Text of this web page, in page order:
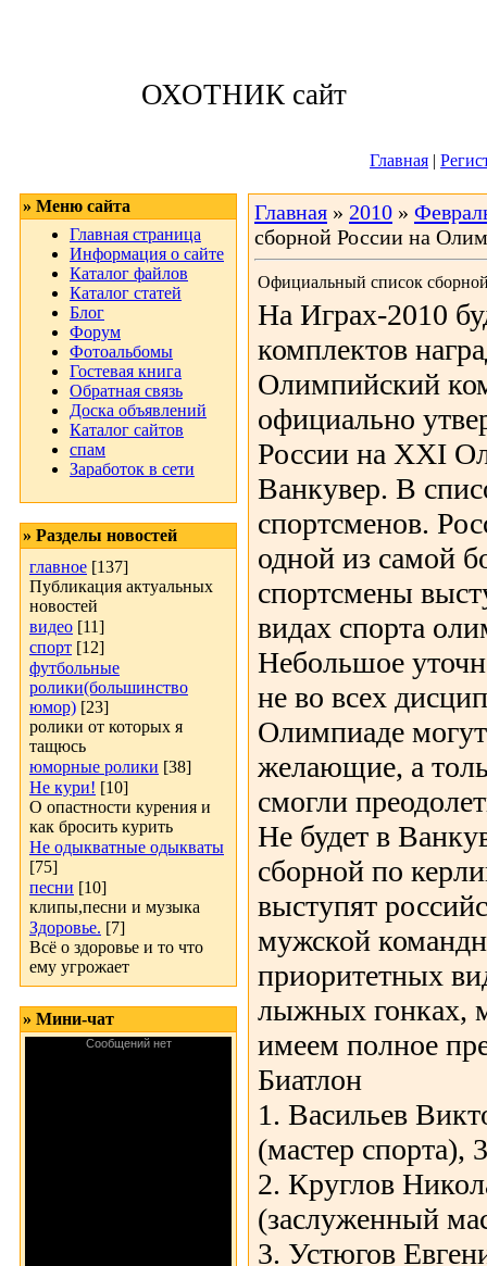
ОХОТНИК сайт
Главная |
» Меню сайта
Главная страница
Информация о сайте
Каталог файлов
Каталог статей
Блог
Форум
Фотоальбомы
Гостевая книга
Обратная связь
Доска объявлений
Каталог сайтов
спам
Заработок в сети
» Разделы новостей
главное [137]
Публикация актуальных
новостей
видео [11]
спорт [12]
футбольные
ролики(большинство
юмор) [23]
ролики от которых я
тащюсь
юморные ролики [38]
Не кури! [10]
О опастности курения и
как бросить курить
Не одыкватные одыкваты
[75]
песни [10]
клипы,песни и музыка
Здоровье. [7]
Всё о здоровье и то что
ему угрожает
» Мини-чат
Главная » 2010 »
сборной России на
Официальный список
На Играх-2010
комплектов
Олимпийский
официально
России на ХХI
Ванкувер. В
спортсменов.
одной из самой
спортсмены
видах спорта
Небольшое
не во всех
Олимпиаде
желающие, а
смогли
Не будет в
сборной по
выступят
мужской
приоритетных
лыжных гонках,
имеем полное
Биатлон
1. Васильев
(мастер спорта),
2. Круглов
(заслуженный
3. Устюгов